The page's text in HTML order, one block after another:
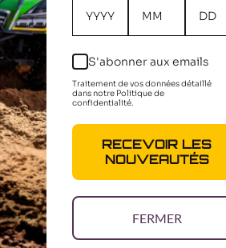
Devoluciones /
para cambiar tus
S'abonner aux emails
Traitement de vos données détaillé
dans notre Politique de
confidentialité.
RECEVOIR LES
NOUVEAUTÉS
FERMER